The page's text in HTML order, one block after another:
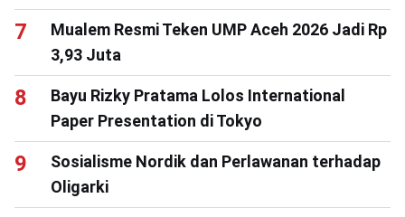
Mualem Resmi Teken UMP Aceh 2026 Jadi Rp
3,93 Juta
Bayu Rizky Pratama Lolos International
Paper Presentation di Tokyo
Sosialisme Nordik dan Perlawanan terhadap
Oligarki